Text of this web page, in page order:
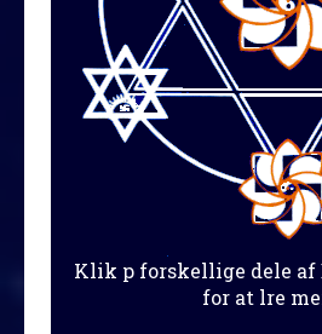
Klik p forskellige dele af
for at lre